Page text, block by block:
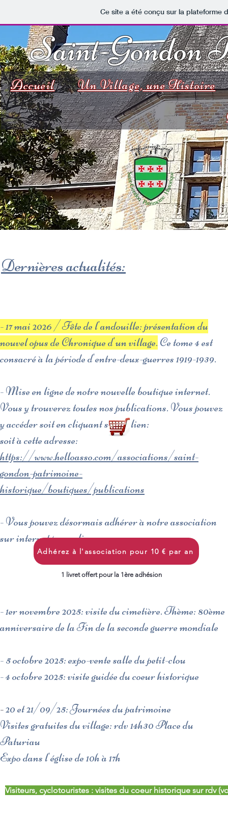
Ce site a été conçu sur la plateforme
Saint-Gondon
Accueil
Un Village, une Histoire
Dernières actualités:
- 17 mai 2026 / Fête de l'andouille: présentation du
nouvel opus de Chronique d'un village. Ce tome 4 est
consacré à la période d'entre-deux-guerres 1919-1939.
- Mise en ligne de notre nouvelle boutique internet.
Vous y trouverez toutes nos publications. Vous pouvez
y accéder soit en cliquant sur ce lien:
soit à cette adresse:
https://www.helloasso.com/associations/saint-
gondon-patrimoine-
historique/boutiques/publications
- Vous pouvez désormais adhérer à notre association
sur internet par ce lien:
- 1er novembre 2025: visite du cimetière. Thème: 80ème
anniversaire de la Fin de la seconde guerre mondiale
- 5 octobre 2025: expo-vente salle du petit-clou
- 4 octobre 2025: visite guidée du coeur historique
​-20 et 21/09/25: Journées du patrimoine
Visites gratuites du village: rdv 14h30 Place du
Paturiau
Expo dans l'église de 10h à 17h
Adhérez à l'association pour 10 € par an
1 livret offert pour la 1ère adhésion
Visiteurs, cyclotouristes : visites du coeur historique sur rdv